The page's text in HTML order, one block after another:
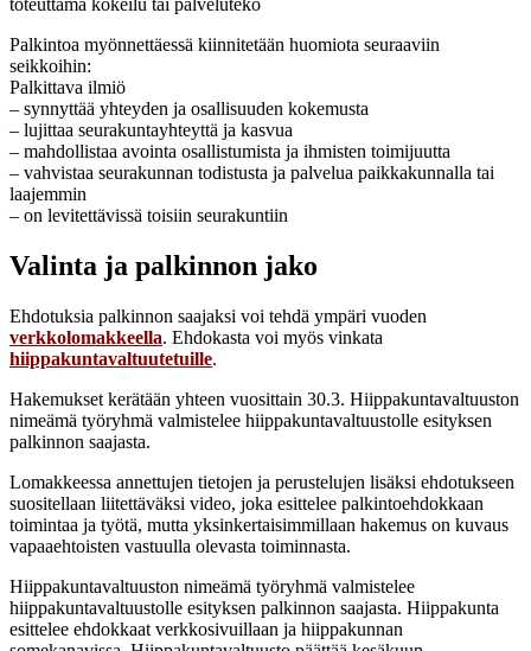
Palkintoa myönnettäessä kiinnitetään huomiota seuraaviin
seikkoihin:
Palkittava ilmiö
– synnyttää yhteyden ja osallisuuden kokemusta
– lujittaa seurakuntayhteyttä ja kasvua
– mahdollistaa avointa osallistumista ja ihmisten toimijuutta
– vahvistaa seurakunnan todistusta ja palvelua paikkakunnalla tai
laajemmin
– on levitettävissä toisiin seurakuntiin
Valinta ja palkinnon jako
Ehdotuksia palkinnon saajaksi voi tehdä ympäri vuoden
verkkolomakkeella. Ehdokasta voi myös vinkata
hiippakuntavaltuutetuille.
Hakemukset kerätään yhteen vuosittain 30.3. Hiippakuntavaltuuston
nimeämä työryhmä valmistelee hiippakuntavaltuustolle esityksen
palkinnon saajasta.
Lomakkeessa annettujen tietojen ja perustelujen lisäksi ehdotukseen
suositellaan liitettäväksi video, joka esittelee palkintoehdokkaan
toimintaa ja työtä, mutta yksinkertaisimmillaan hakemus on kuvaus
vapaaehtoisten vastuulla olevasta toiminnasta.
Hiippakuntavaltuuston nimeämä työryhmä valmistelee
hiippakuntavaltuustolle esityksen palkinnon saajasta. Hiippakunta
esittelee ehdokkaat verkkosivuillaan ja hiippakunnan